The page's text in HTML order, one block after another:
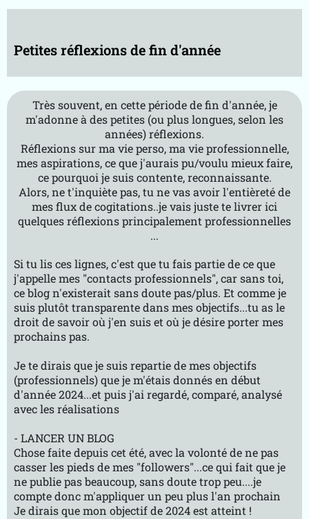
Petites réflexions de fin d'année
Très souvent, en cette période de fin d'année, je
m'adonne à des petites (ou plus longues, selon les
années) réflexions.
Réflexions sur ma vie perso, ma vie professionnelle,
mes aspirations, ce que j'aurais pu/voulu mieux faire,
ce pourquoi je suis contente, reconnaissante.
Alors, ne t'inquiète pas, tu ne vas avoir l'entièreté de
mes flux de cogitations..je vais juste te livrer ici
quelques réflexions principalement professionnelles
...
Si tu lis ces lignes, c'est que tu fais partie de ce que
j'appelle mes "contacts professionnels", car sans toi,
ce blog n'existerait sans doute pas/plus. Et comme je
suis plutôt transparente dans mes objectifs...tu as le
droit de savoir où j'en suis et où je désire porter mes
prochains pas.
Je te dirais que je suis repartie de mes objectifs
(professionnels) que je m'étais donnés en début
d'année 2024...et puis j'ai regardé, comparé, analysé
avec les réalisations
- LANCER UN BLOG
Chose faite depuis cet été, avec la volonté de ne pas
casser les pieds de mes "followers"...ce qui fait que je
ne publie pas beaucoup, sans doute trop peu....je
compte donc m'appliquer un peu plus l'an prochain
Je dirais que mon objectif de 2024 est atteint !